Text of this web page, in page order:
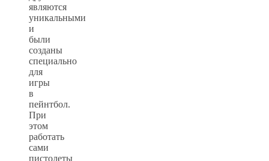
являются
уникальными
и
были
созданы
специально
для
игры
в
пейнтбол.
При
этом
работать
сами
пистолеты